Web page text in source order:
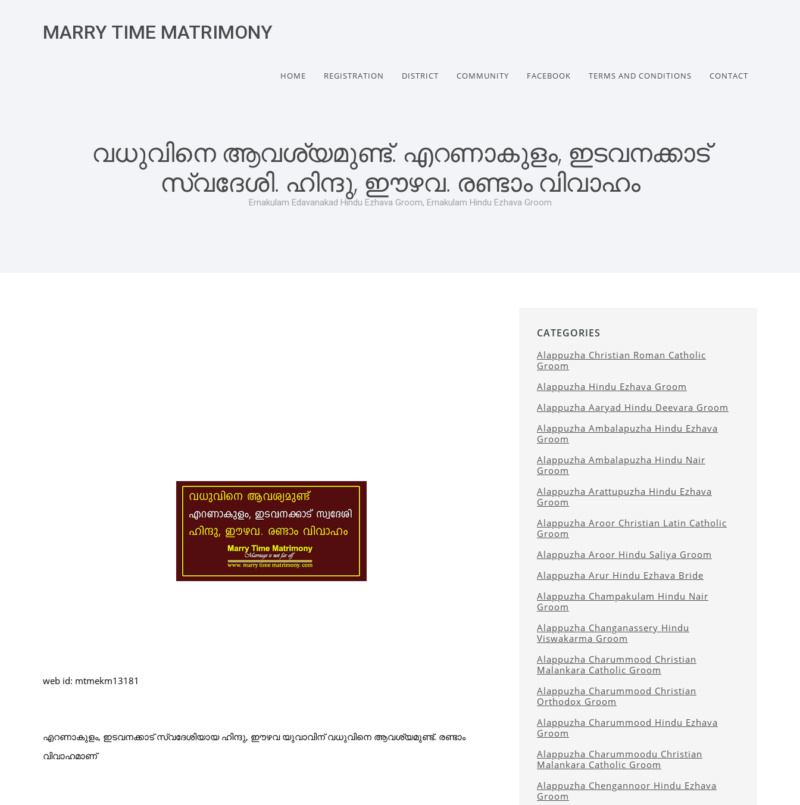
MARRY TIME MATRIMONY
HOME REGISTRATION DISTRICT COMMUNITY FACEBOOK TERMS AND CONDITIONS CONTACT
വധുവിനെ ആവശ്യമുണ്ട്. എറണാകുളം, ഇടവനക്കാട്
സ്വദേശി. ഹിന്ദു, ഈഴവ. രണ്ടാം വിവാഹം
Ernakulam Edavanakad Hindu Ezhava Groom, Ernakulam Hindu Ezhava Groom
web id: mtmekm13181
എറണാകുളം, ഇടവനക്കാട്സ്വദേശിയായ ഹിന്ദു, ഈഴവ യുവാവിന് വധുവിനെ ആവശ്യമുണ്ട്. രണ്ടാം
വിവാഹമാണ്
CATEGORIES
Alappuzha Christian Roman Catholic
Groom
Alappuzha Hindu Ezhava Groom
Alappuzha Aaryad Hindu Deevara Groom
Alappuzha Ambalapuzha Hindu Ezhava
Groom
Alappuzha Ambalapuzha Hindu Nair
Groom
Alappuzha Arattupuzha Hindu Ezhava
Groom
Alappuzha Aroor Christian Latin Catholic
Groom
Alappuzha Aroor Hindu Saliya Groom
Alappuzha Arur Hindu Ezhava Bride
Alappuzha Champakulam Hindu Nair
Groom
Alappuzha Changanassery Hindu
Viswakarma Groom
Alappuzha Charummood Christian
Malankara Catholic Groom
Alappuzha Charummood Christian
Orthodox Groom
Alappuzha Charummood Hindu Ezhava
Groom
Alappuzha Charummoodu Christian
Malankara Catholic Groom
Alappuzha Chengannoor Hindu Ezhava
Groom